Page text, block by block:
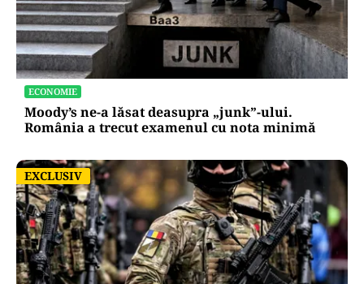
ECONOMIE
Moody’s ne-a lăsat deasupra „junk”-ului.
România a trecut examenul cu nota minimă
EXCLUSIV
EXCLUSIV